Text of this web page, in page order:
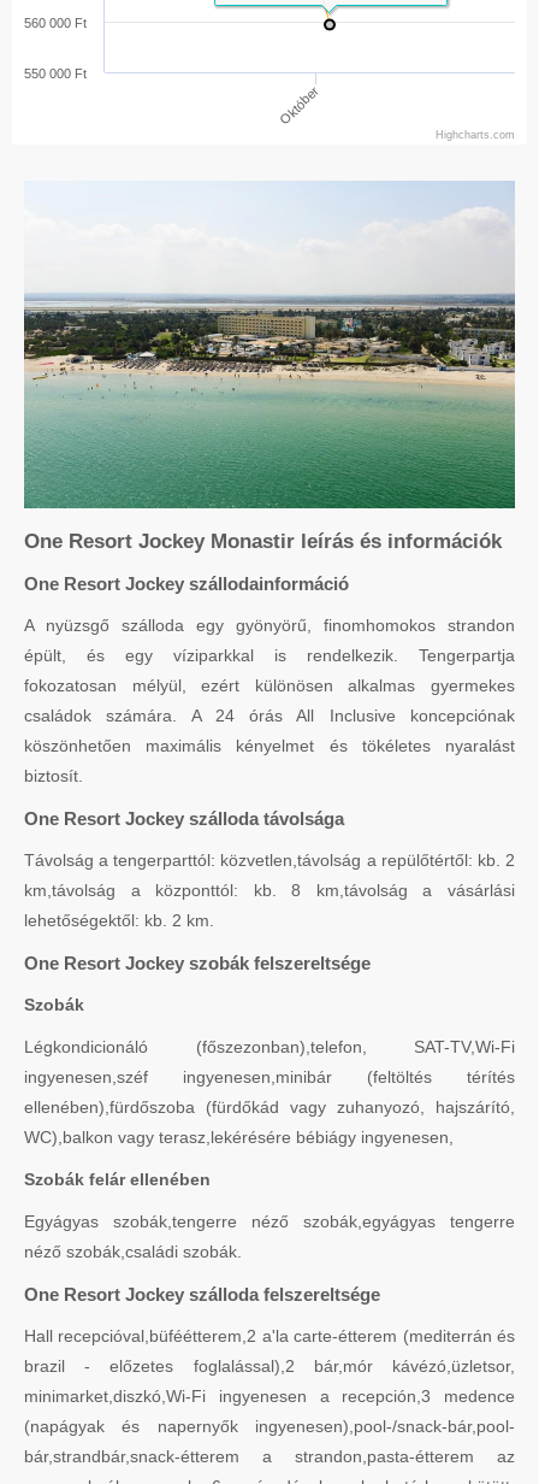
Október
550 000 Ft
560 000 Ft
Highcharts.com
One Resort Jockey Monastir leírás és információk
One Resort Jockey szállodainformáció
A nyüzsgő szálloda egy gyönyörű, finomhomokos strandon
épült, és egy víziparkkal is rendelkezik. Tengerpartja
fokozatosan mélyül, ezért különösen alkalmas gyermekes
családok számára. A 24 órás All Inclusive koncepciónak
köszönhetően maximális kényelmet és tökéletes nyaralást
biztosít.
One Resort Jockey szálloda távolsága
Távolság a tengerparttól: közvetlen,távolság a repülőtértől: kb. 2
km,távolság a központtól: kb. 8 km,távolság a vásárlási
lehetőségektől: kb. 2 km.
One Resort Jockey szobák felszereltsége
Szobák
Légkondicionáló (főszezonban),telefon, SAT-TV,Wi-Fi
ingyenesen,széf ingyenesen,minibár (feltöltés térítés
ellenében),fürdőszoba (fürdőkád vagy zuhanyozó, hajszárító,
WC),balkon vagy terasz,lekérésére bébiágy ingyenesen,
Szobák felár ellenében
Egyágyas szobák,tengerre néző szobák,egyágyas tengerre
néző szobák,családi szobák.
One Resort Jockey szálloda felszereltsége
Hall recepcióval,büféétterem,2 a'la carte-étterem (mediterrán és
brazil - előzetes foglalással),2 bár,mór kávézó,üzletsor,
minimarket,diszkó,Wi-Fi ingyenesen a recepción,3 medence
(napágyak és napernyők ingyenesen),pool-/snack-bár,pool-
bár,strandbár,snack-étterem a strandon,pasta-étterem az